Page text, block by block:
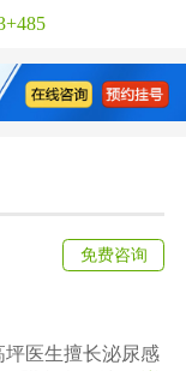
坪医生擅长泌尿感
免费咨询